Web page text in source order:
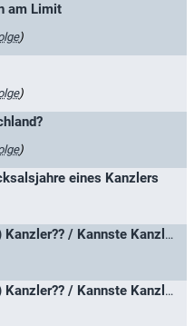
am Limit
)
)
)
eines Kanzlers
Kannste (nochmal) Kanzler?? / Kannste Kanzleramt? - Baerbock, Laschet und Scholz zurück in der Schule
Kannste (nochmal) Kanzler?? / Kannste Kanzleramt? - Baerbock, Laschet und Scholz zurück in der Schule